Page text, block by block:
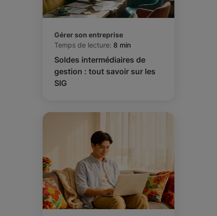
Gérer son entreprise
Temps de lecture: 8 min
Soldes intermédiaires de
gestion : tout savoir sur les
SIG